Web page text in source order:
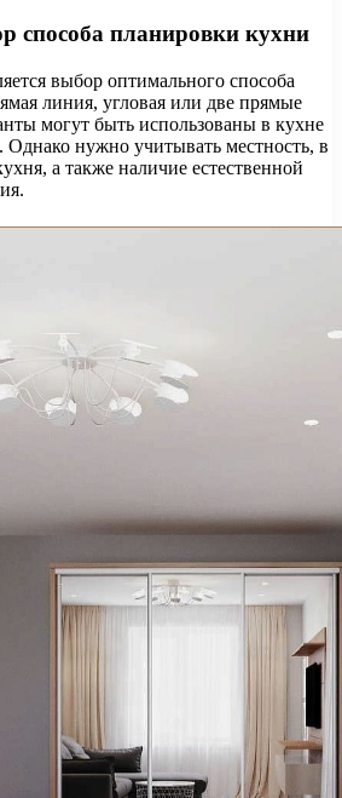
способа планировки кухни
выбор оптимального способа
линия, угловая или две прямые
могут быть использованы в кухне
нужно учитывать местность, в
а также наличие естественной